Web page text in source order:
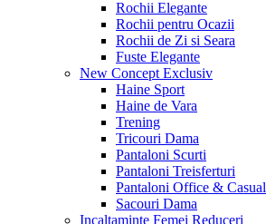
Rochii Elegante
Rochii pentru Ocazii
Rochii de Zi si Seara
Fuste Elegante
New Concept Exclusiv
Haine Sport
Haine de Vara
Trening
Tricouri Dama
Pantaloni Scurti
Pantaloni Treisferturi
Pantaloni Office & Casual
Sacouri Dama
Incaltaminte Femei Reduceri